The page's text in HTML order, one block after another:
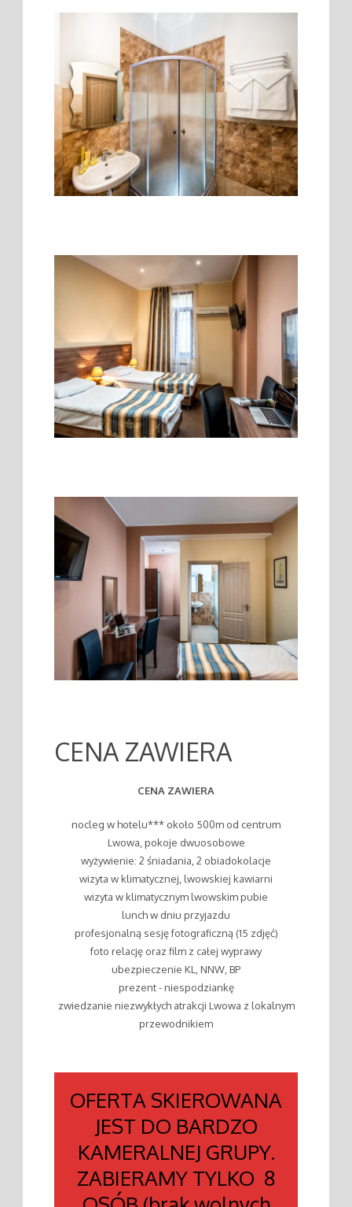
CENA ZAWIERA
CENA ZAWIERA
nocleg w hotelu*** około 500m od centrum
Lwowa, pokoje dwuosobowe
wyżywienie: 2 śniadania, 2 obiadokolacje
wizyta w klimatycznej, lwowskiej kawiarni
wizyta w klimatycznym lwowskim pubie
lunch w dniu przyjazdu
profesjonalną sesję fotograficzną (15 zdjęć)
foto relację oraz film z całej wyprawy
ubezpieczenie KL, NNW, BP
prezent - niespodziankę
zwiedzanie niezwykłych atrakcji Lwowa z lokalnym
przewodnikiem
OFERTA SKIEROWANA
JEST DO BARDZO
KAMERALNEJ GRUPY.
ZABIERAMY TYLKO 8